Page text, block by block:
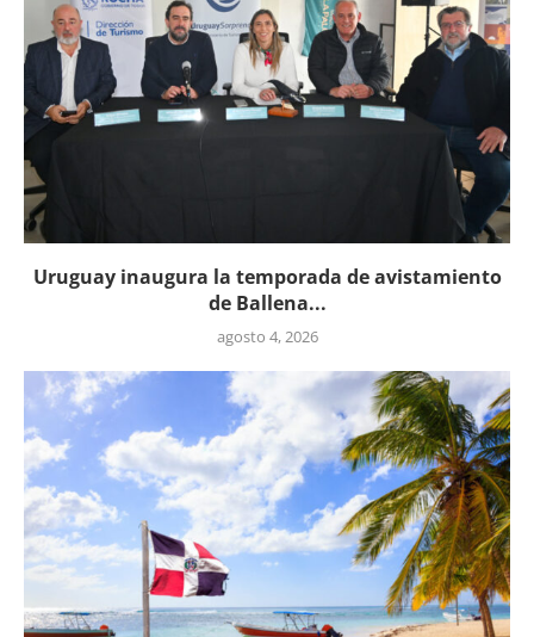
Uruguay inaugura la temporada de avistamiento
de Ballena...
agosto 4, 2026